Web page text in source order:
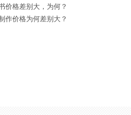
价格差别大，为何？
作价格为何差别大？